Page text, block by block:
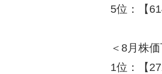
5位：【
＜8月株
1位：【